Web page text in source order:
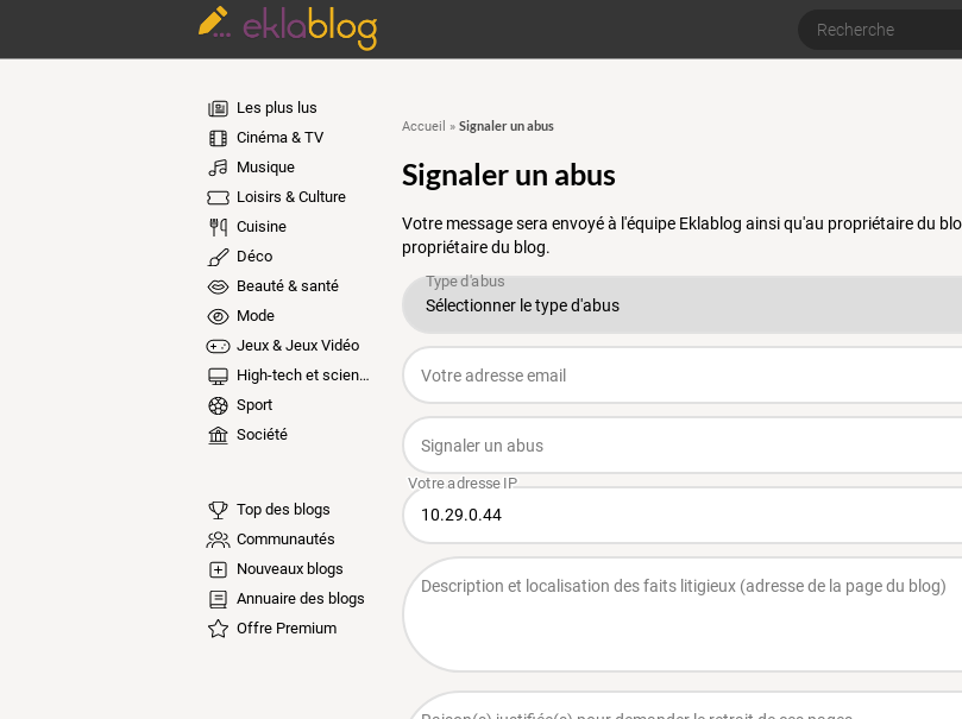
Les plus lus
Cinéma & TV
Musique
Loisirs & Culture
Cuisine
Déco
Beauté & santé
Mode
Jeux & Jeux Vidéo
High-tech et sciences
Sport
Société
Top des blogs
Communautés
Nouveaux blogs
Annuaire des blogs
Offre Premium
Accueil » Signaler un abus
Signaler un abus
Votre message sera envoyé à l'équipe Eklablog ainsi qu'au propriétaire du
propriétaire du blog.